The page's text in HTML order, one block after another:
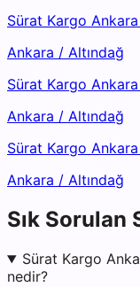
Sürat Kargo
Ankara / Altındağ
Sürat Kargo
Ankara / Altındağ
Sürat Kargo
Ankara / Altındağ
Sık Sorulan
Sürat Kargo
nedir?